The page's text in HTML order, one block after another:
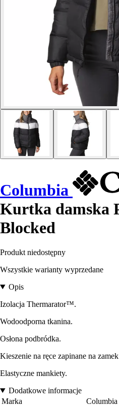
Columbia
Kurtka damska
Blocked
Produkt niedostępny
Wszystkie warianty wyprzedane
Opis
Izolacja Thermarator™.
Wodoodporna tkanina.
Osłona podbródka.
Kieszenie na ręce zapinane na
Elastyczne mankiety.
Dodatkowe informacje
Marka
Columbia